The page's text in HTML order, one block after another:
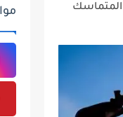
المتماسك